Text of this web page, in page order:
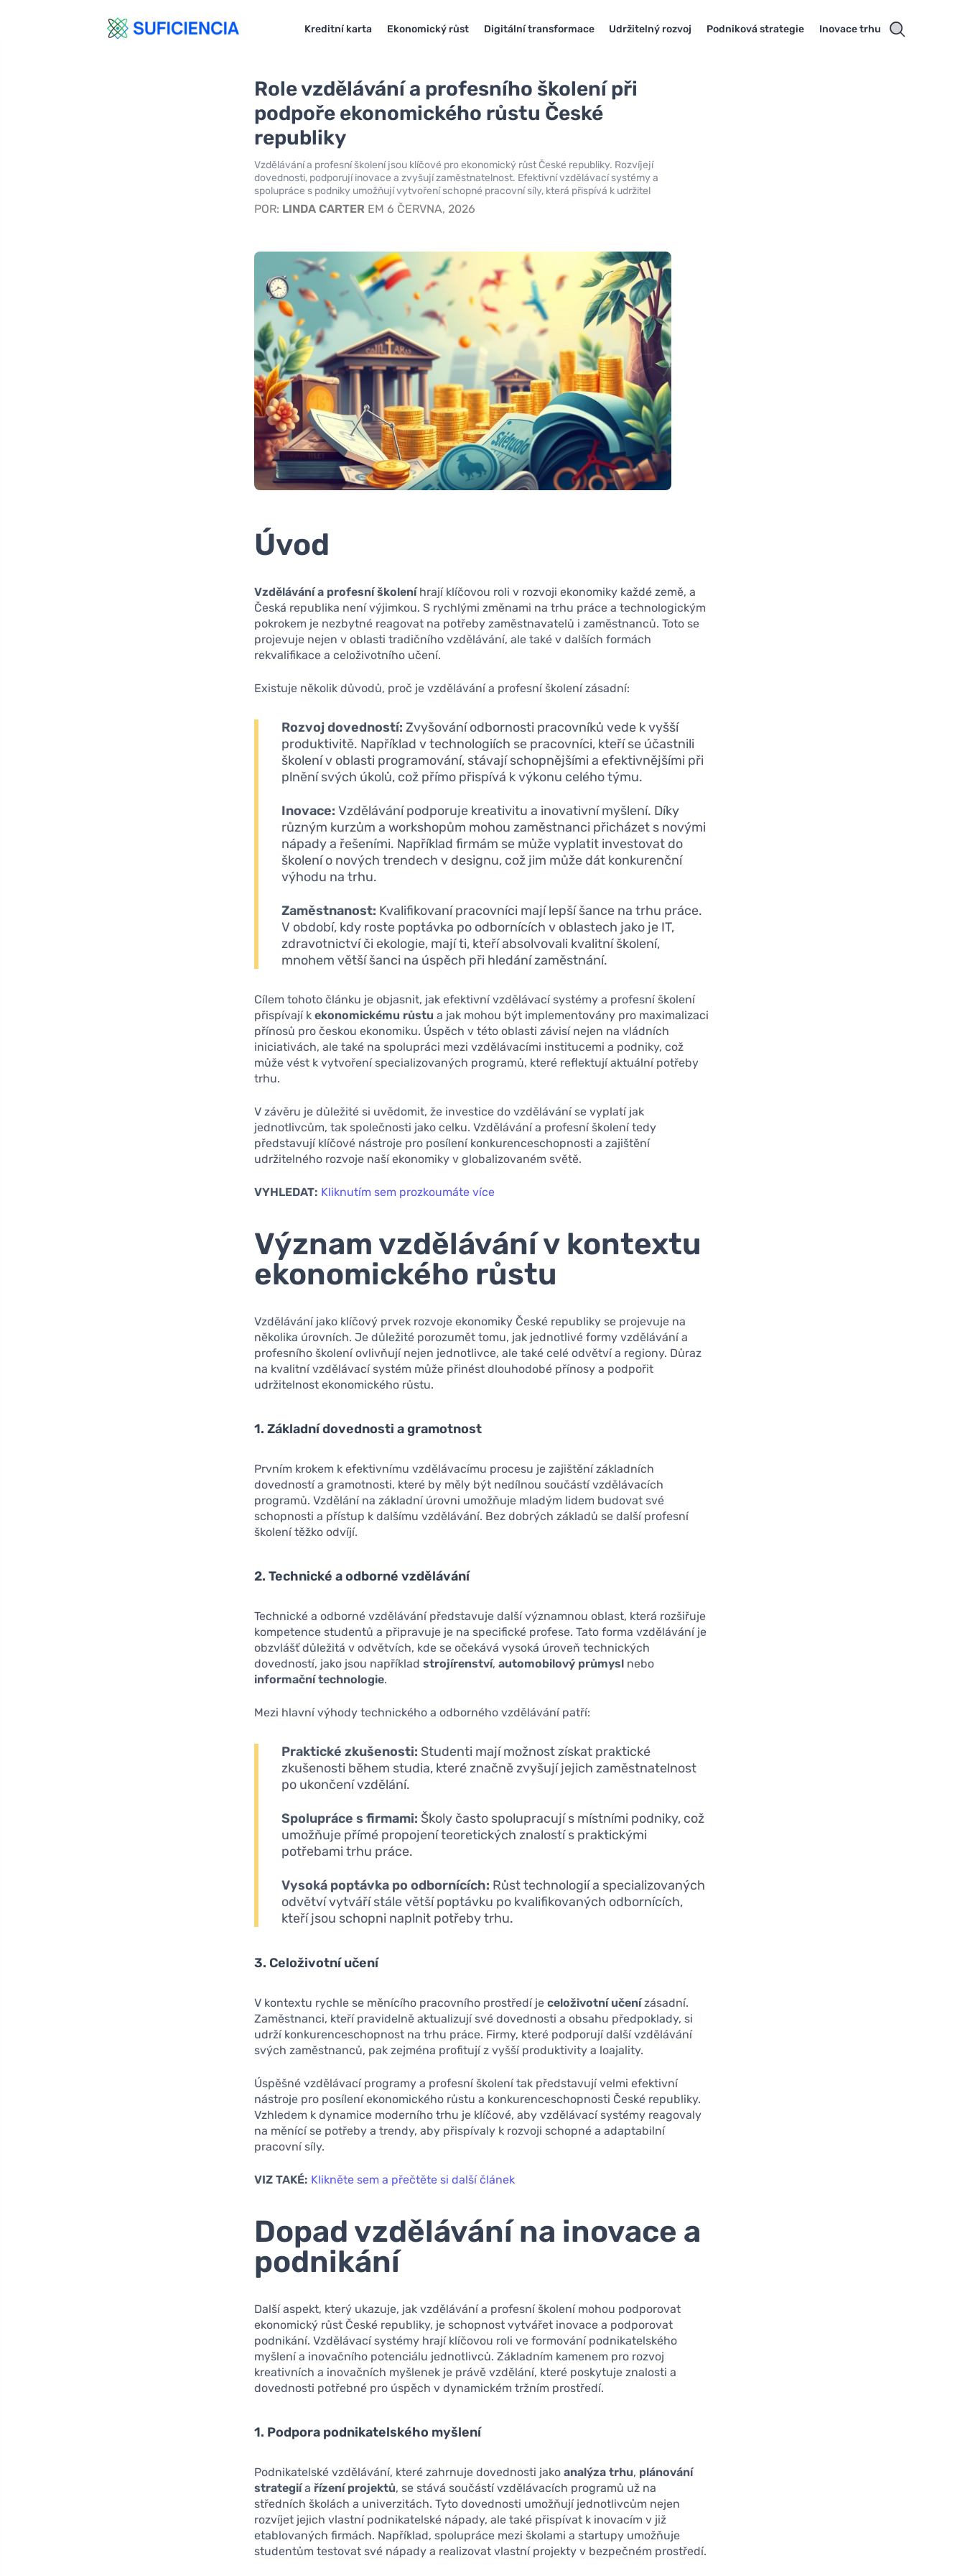
Kreditní karta Ekonomický růst Digitální transformace Udržitelný rozvoj Podniková strategie Inovace trhu
Role vzdělávání a profesního školení při
podpoře ekonomického růstu České
republiky
Vzdělávání a profesní školení jsou klíčové pro ekonomický růst České republiky. Rozvíjejí
dovednosti, podporují inovace a zvyšují zaměstnatelnost. Efektivní vzdělávací systémy a
spolupráce s podniky umožňují vytvoření schopné pracovní síly, která přispívá k udržitel
POR: LINDA CARTER EM 6 ČERVNA, 2026
Úvod
Vzdělávání a profesní školeníhrají klíčovou roli v rozvoji ekonomiky každé země, a
Česká republika není výjimkou. S rychlými změnami na trhu práce a technologickým
pokrokem je nezbytné reagovat na potřeby zaměstnavatelů i zaměstnanců. Toto se
projevuje nejen v oblasti tradičního vzdělávání, ale také v dalších formách
rekvalifikace a celoživotního učení.
Existuje několik důvodů, proč je vzdělávání a profesní školení zásadní:
Rozvoj dovedností: Zvyšování odbornosti pracovníků vede k vyšší
produktivitě. Například v technologiích se pracovníci, kteří se účastnili
školení v oblasti programování, stávají schopnějšími a efektivnějšími při
plnění svých úkolů, což přímo přispívá k výkonu celého týmu.
Inovace: Vzdělávání podporuje kreativitu a inovativní myšlení. Díky
různým kurzům a workshopům mohou zaměstnanci přicházet s novými
nápady a řešeními. Například firmám se může vyplatit investovat do
školení o nových trendech v designu, což jim může dát konkurenční
výhodu na trhu.
Zaměstnanost: Kvalifikovaní pracovníci mají lepší šance na trhu práce.
V období, kdy roste poptávka po odbornících v oblastech jako je IT,
zdravotnictví či ekologie, mají ti, kteří absolvovali kvalitní školení,
mnohem větší šanci na úspěch při hledání zaměstnání.
Cílem tohoto článku je objasnit, jak efektivní vzdělávací systémy a profesní školení
přispívají kekonomickému růstu a jak mohou být implementovány pro maximalizaci
přínosů pro českou ekonomiku. Úspěch v této oblasti závisí nejen na vládních
iniciativách, ale také na spolupráci mezi vzdělávacími institucemi a podniky, což
může vést k vytvoření specializovaných programů, které reflektují aktuální potřeby
trhu.
V závěru je důležité si uvědomit, že investice do vzdělávání se vyplatí jak
jednotlivcům, tak společnosti jako celku. Vzdělávání a profesní školení tedy
představují klíčové nástroje pro posílení konkurenceschopnosti a zajištění
udržitelného rozvoje naší ekonomiky v globalizovaném světě.
VYHLEDAT: Kliknutím sem prozkoumáte více
Význam vzdělávání v kontextu
ekonomického růstu
Vzdělávání jako klíčový prvek rozvoje ekonomiky České republiky se projevuje na
několika úrovních. Je důležité porozumět tomu, jak jednotlivé formy vzdělávání a
profesního školení ovlivňují nejen jednotlivce, ale také celé odvětví a regiony. Důraz
na kvalitní vzdělávací systém může přinést dlouhodobé přínosy a podpořit
udržitelnost ekonomického růstu.
1. Základní dovednosti a gramotnost
Prvním krokem k efektivnímu vzdělávacímu procesu je zajištění základních
dovedností a gramotnosti, které by měly být nedílnou součástí vzdělávacích
programů. Vzdělání na základní úrovni umožňuje mladým lidem budovat své
schopnosti a přístup k dalšímu vzdělávání. Bez dobrých základů se další profesní
školení těžko odvíjí.
2. Technické a odborné vzdělávání
Technické a odborné vzdělávání představuje další významnou oblast, která rozšiřuje
kompetence studentů a připravuje je na specifické profese. Tato forma vzdělávání je
obzvlášť důležitá v odvětvích, kde se očekává vysoká úroveň technických
dovedností, jako jsou napříkladstrojírenství,automobilový průmysl nebo
informační technologie.
Mezi hlavní výhody technického a odborného vzdělávání patří:
Praktické zkušenosti: Studenti mají možnost získat praktické
zkušenosti během studia, které značně zvyšují jejich zaměstnatelnost
po ukončení vzdělání.
Spolupráce s firmami: Školy často spolupracují s místními podniky, což
umožňuje přímé propojení teoretických znalostí s praktickými
potřebami trhu práce.
Vysoká poptávka po odbornících: Růst technologií a specializovaných
odvětví vytváří stále větší poptávku po kvalifikovaných odbornících,
kteří jsou schopni naplnit potřeby trhu.
3. Celoživotní učení
V kontextu rychle se měnícího pracovního prostředí jeceloživotní učenízásadní.
Zaměstnanci, kteří pravidelně aktualizují své dovednosti a obsahu předpoklady, si
udrží konkurenceschopnost na trhu práce. Firmy, které podporují další vzdělávání
svých zaměstnanců, pak zejména profitují z vyšší produktivity a loajality.
Úspěšné vzdělávací programy a profesní školení tak představují velmi efektivní
nástroje pro posílení ekonomického růstu a konkurenceschopnosti České republiky.
Vzhledem k dynamice moderního trhu je klíčové, aby vzdělávací systémy reagovaly
na měnící se potřeby a trendy, aby přispívaly k rozvoji schopné a adaptabilní
pracovní síly.
VIZ TAKÉ: Klikněte sem a přečtěte si další článek
Dopad vzdělávání na inovace a
podnikání
Další aspekt, který ukazuje, jak vzdělávání a profesní školení mohou podporovat
ekonomický růst České republiky, je schopnost vytvářet inovace a podporovat
podnikání. Vzdělávací systémy hrají klíčovou roli ve formování podnikatelského
myšlení a inovačního potenciálu jednotlivců. Základním kamenem pro rozvoj
kreativních a inovačních myšlenek je právě vzdělání, které poskytuje znalosti a
dovednosti potřebné pro úspěch v dynamickém tržním prostředí.
1. Podpora podnikatelského myšlení
Podnikatelské vzdělávání, které zahrnuje dovednosti jakoanalýza trhu, plánování
strategiía řízení projektů, se stává součástí vzdělávacích programů už na
středních školách a univerzitách. Tyto dovednosti umožňují jednotlivcům nejen
rozvíjet jejich vlastní podnikatelské nápady, ale také přispívat k inovacím v již
etablovaných firmách. Například, spolupráce mezi školami a startupy umožňuje
studentům testovat své nápady a realizovat vlastní projekty v bezpečném prostředí.